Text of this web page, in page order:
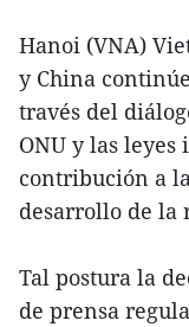
Hanoi (VNA)
y China
través del
ONU y las
contribución a
desarrollo de la
Tal postura la
de prensa